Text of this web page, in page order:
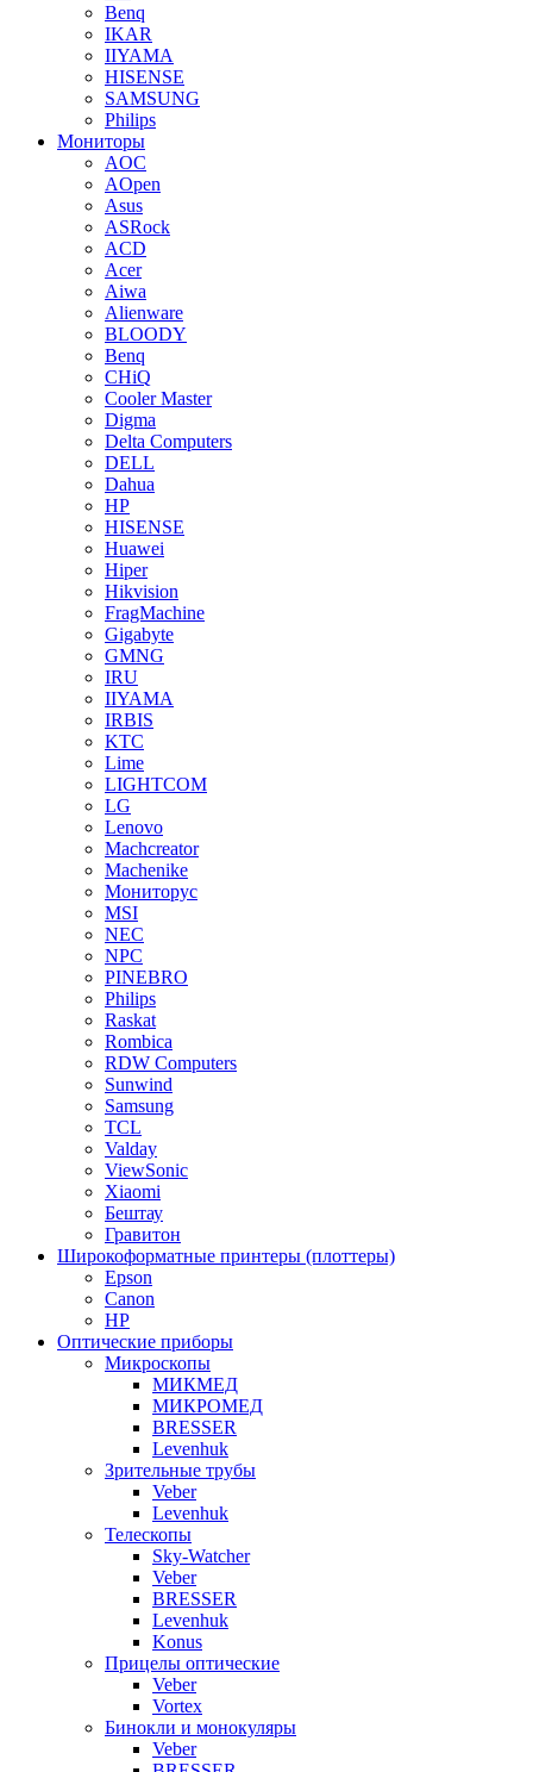
Benq
IKAR
IIYAMA
HISENSE
SAMSUNG
Philips
Мониторы
AOC
AOpen
Asus
ASRock
ACD
Acer
Aiwa
Alienware
BLOODY
Benq
CHiQ
Cooler Master
Digma
Delta Computers
DELL
Dahua
HP
HISENSE
Huawei
Hiper
Hikvision
FragMachine
Gigabyte
GMNG
IRU
IIYAMA
IRBIS
KTC
Lime
LIGHTCOM
LG
Lenovo
Machcreator
Machenike
Мониторус
MSI
NEC
NPC
PINEBRO
Philips
Raskat
Rombica
RDW Computers
Sunwind
Samsung
TCL
Valday
ViewSonic
Xiaomi
Бештау
Гравитон
Широкоформатные принтеры (плоттеры)
Epson
Canon
HP
Оптические приборы
Микроскопы
МИКМЕД
МИКРОМЕД
BRESSER
Levenhuk
Зрительные трубы
Veber
Levenhuk
Телескопы
Sky-Watcher
Veber
BRESSER
Levenhuk
Konus
Прицелы оптические
Veber
Vortex
Бинокли и монокуляры
Veber